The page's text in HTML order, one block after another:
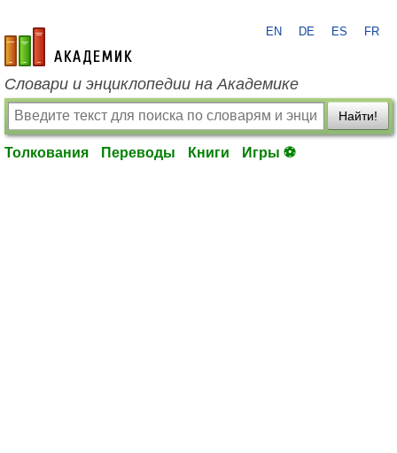
academic.ru
EN DE ES FR
Словари и энциклопедии на Академике
Найти!
Толкования Переводы Книги Игры ⚽